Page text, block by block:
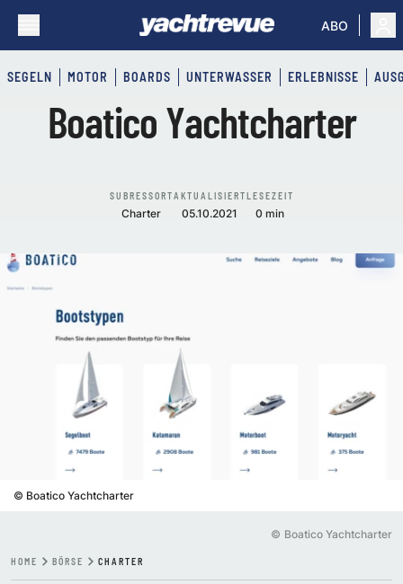
ABO
SEGELN MOTOR BOARDS UNTERWASSER ERLEBNISSE
Boatico Yachtcharter
SUBRESSORT
Charter
AKTUALISIERT
05.10.2021
LESEZEIT
0 min
© Boatico Yachtcharter
© Boatico Yachtcharter
HOME BÖRSE CHARTER